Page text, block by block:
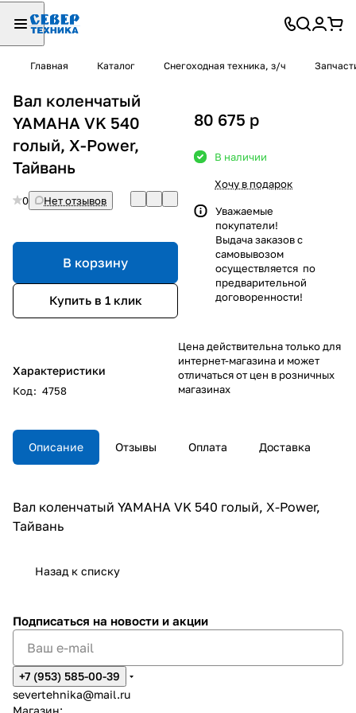
Главная Каталог Снегоходная техника, з/ч
Вал коленчатый
YAMAHA VK 540
голый, X-Power,
Тайвань
0 Нет отзывов
В корзину
Купить в 1 клик
Характеристики
Код: 4758
80 675 p
В наличии
Хочу в подарок
Уважаемые
покупатели!
Выдача заказов с
самовывозом
осуществляется по
предварительной
договоренности!
Цена действительна только для
интернет-магазина и может
отличаться от цен в розничных
магазинах
Описание Отзывы Оплата Доставка
Вал коленчатый YAMAHA VK 540 голый, X-Power,
Тайвань
Назад к списку
Подписаться на новости и акции
+7 (953) 585-00-39
severtehnika@mail.ru
Магазин: